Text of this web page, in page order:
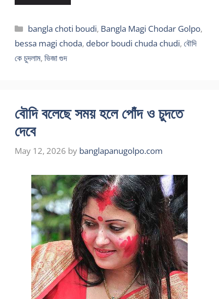
Categories
bangla choti boudi, Bangla Magi Chodar Golpo,
bessa magi choda, debor boudi chuda chudi, বৌদি
কে চুদলাম, ভিজা গুদ
বৌদি বলেছে সময় হলে পোঁদ ও চুদতে
দেবে
May 12, 2026 by banglapanugolpo.com